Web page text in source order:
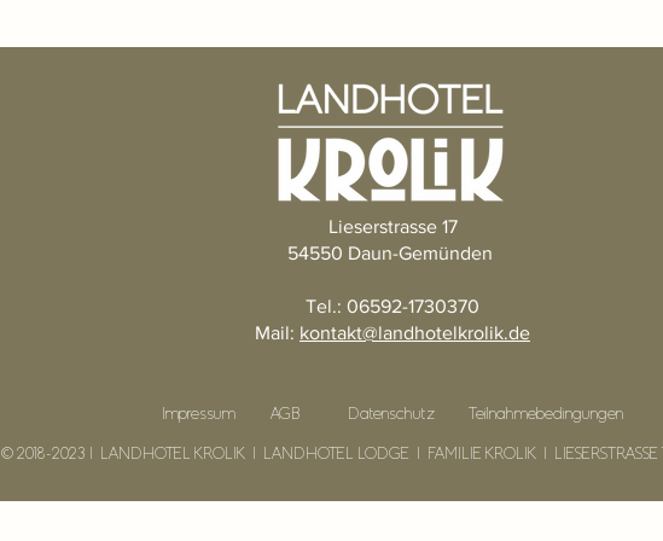
Lieserstrasse 17
54550 Daun-Gemünden
Tel.: 06592-1730370
Mail: kontakt@landhotelkrolik.de
Impressum AGB Datenschutz
© 2018-2023 I LANDHOTEL KROLIK I LANDHOTEL LODGE I FAMILIE KROLIK I
Teilnahmebedingungen